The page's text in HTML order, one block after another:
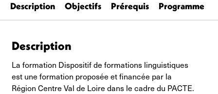
Description Objectifs Prérequis Programme
Description
La formation Dispositif de formations linguistiques
est une formation proposée et financée par la
Région Centre Val de Loire dans le cadre du PACTE.